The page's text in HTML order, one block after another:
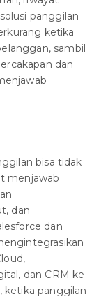
panggilan
ketika
sambil
dan
bisa tidak
menjawab
dan
dan
dan CRM ke
ketika panggilan